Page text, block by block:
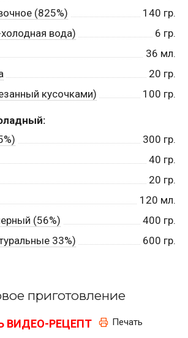
(825%)
140 гр.
вода)
6 гр.
36 мл.
20 гр.
кусочками)
100 гр.
300 гр.
40 гр.
20 гр.
120 мл.
(56%)
400 гр.
33%)
600 гр.
приготовление
ВИДЕО-РЕЦЕПТ Печать